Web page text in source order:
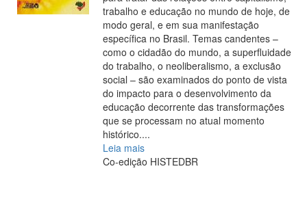
trabalho e educação no mundo de hoje, de
modo geral, e em sua manifestação
específica no Brasil. Temas candentes –
como o cidadão do mundo, a superfluidade
do trabalho, o neoliberalismo, a exclusão
social – são examinados do ponto de vista
do impacto para o desenvolvimento da
educação decorrente das transformações
que se processam no atual momento
histórico....
Leia mais
Co-edição HISTEDBR